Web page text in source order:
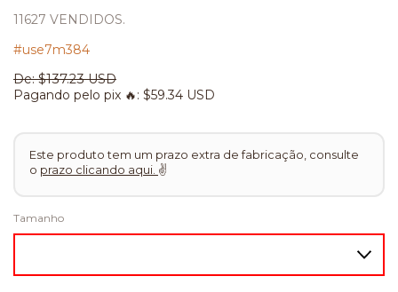
11627 VENDIDOS.
#use7m384
De:$137.23 USD
Pagando pelo pix 🔥: $59.34 USD
Este produto tem um prazo extra de fabricação, consulte
o prazo clicando aqui. ✌
Tamanho